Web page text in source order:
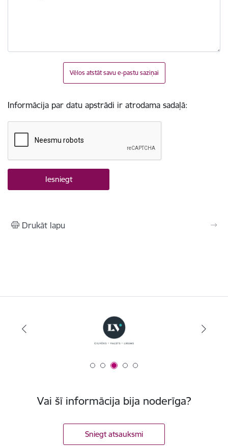
Vēlos atstāt savu e-pastu saziņai
Informācija par datu apstrādi ir atrodama sadaļā:
Drukāt lapu
Vai šī informācija bija noderīga?
Sniegt atsauksmi